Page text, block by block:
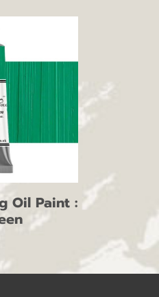
Oil Paint :